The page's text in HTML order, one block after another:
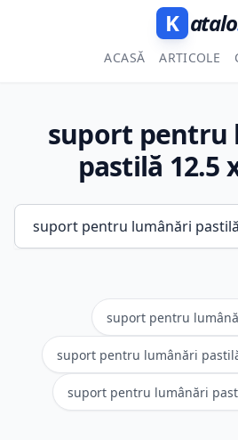
K atalo
ACASĂ ARTICOLE
suport pentru
pastilă 12.5
suport pentru
suport pentru lumânări
suport pentru lumânări